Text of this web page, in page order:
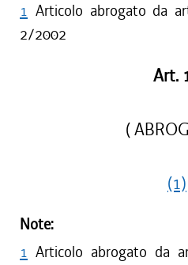
1 Articolo abrogato da
2/2002
Art.
(
(1)
Note:
1 Articolo abrogato da